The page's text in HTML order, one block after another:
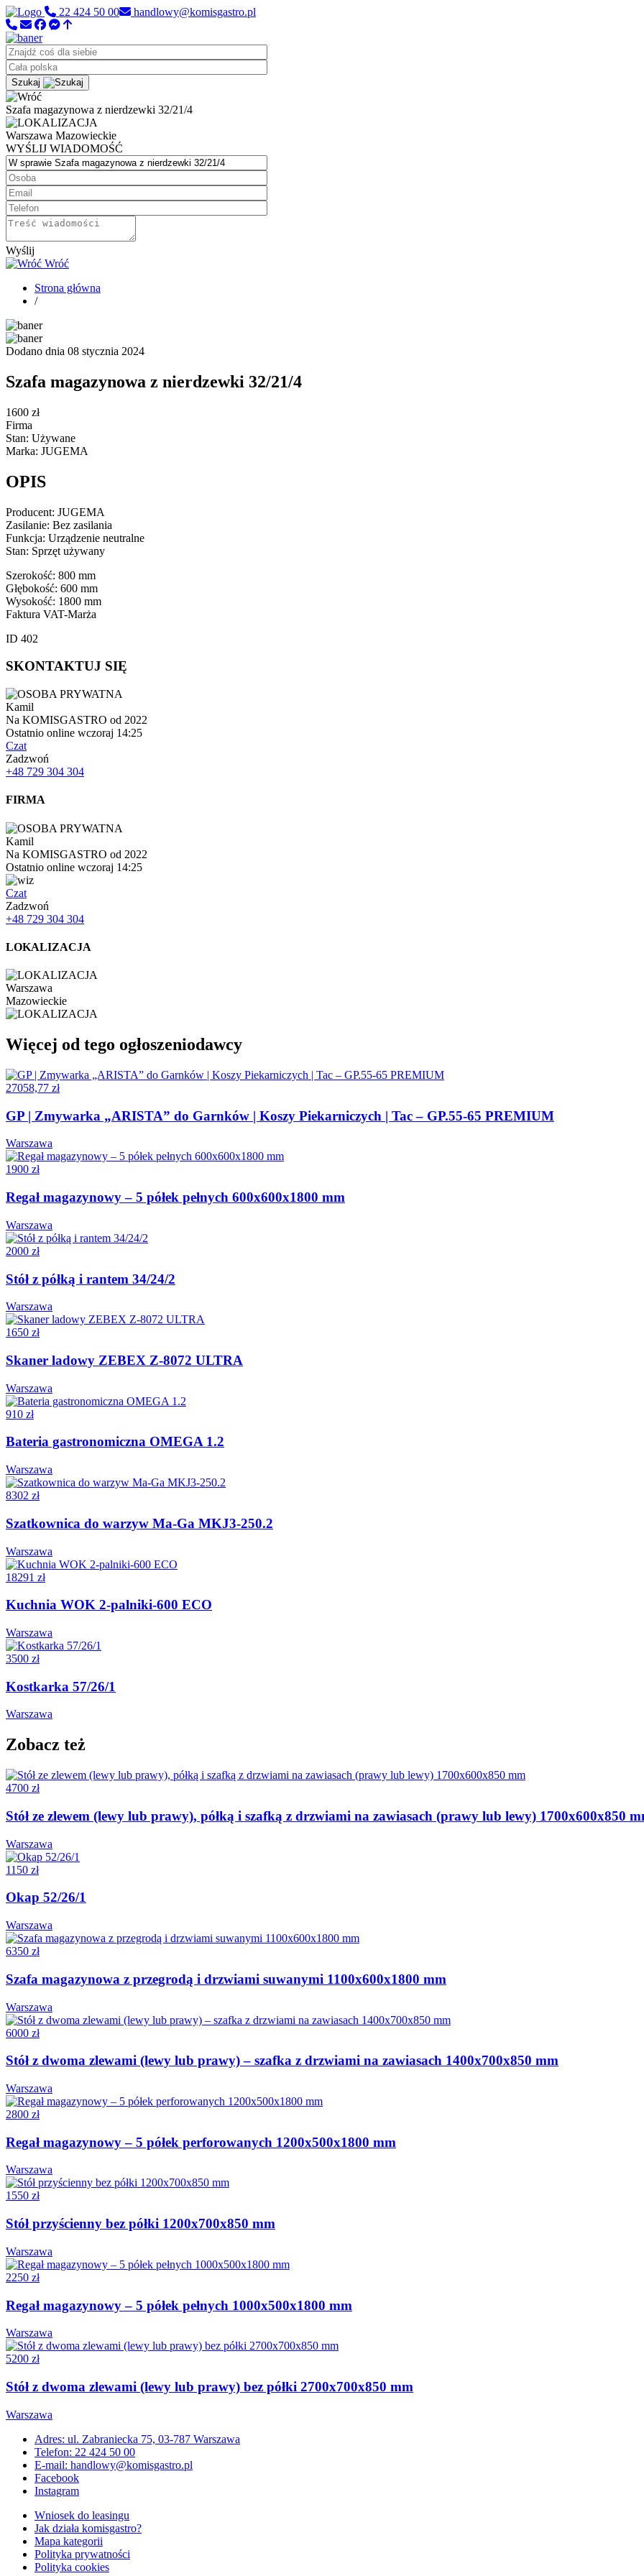
22 424 50 00 handlowy@komisgastro.pl
Szukaj
Szafa magazynowa z nierdzewki 32/21/4
Warszawa Mazowieckie
WYŚLIJ WIADOMOŚĆ
Wyślij
Wróć
Strona główna
/
Dodano dnia 08 stycznia 2024
Szafa magazynowa z nierdzewki 32/21/4
1600 zł
Firma
Stan: Używane
Marka: JUGEMA
OPIS
Producent: JUGEMA
Zasilanie: Bez zasilania
Funkcja: Urządzenie neutralne
Stan: Sprzęt używany
Szerokość: 800 mm
Głębokość: 600 mm
Wysokość: 1800 mm
Faktura VAT-Marża
ID 402
SKONTAKTUJ SIĘ
Kamil
Na KOMISGASTRO od 2022
Ostatnio online wczoraj 14:25
Czat
Zadzwoń
+48 729 304 304
FIRMA
Kamil
Na KOMISGASTRO od 2022
Ostatnio online wczoraj 14:25
Czat
Zadzwoń
+48 729 304 304
LOKALIZACJA
Warszawa
Mazowieckie
Więcej od tego ogłoszeniodawcy
27058,77 zł
GP | Zmywarka „ARISTA” do Garnków | Koszy Piekarniczych | Tac – GP.55-65 PREMIUM
Warszawa
1900 zł
Regał magazynowy – 5 półek pełnych 600x600x1800 mm
Warszawa
2000 zł
Stół z półką i rantem 34/24/2
Warszawa
1650 zł
Skaner ladowy ZEBEX Z-8072 ULTRA
Warszawa
910 zł
Bateria gastronomiczna OMEGA 1.2
Warszawa
8302 zł
Szatkownica do warzyw Ma-Ga MKJ3-250.2
Warszawa
18291 zł
Kuchnia WOK 2-palniki-600 ECO
Warszawa
3500 zł
Kostkarka 57/26/1
Warszawa
Zobacz też
4700 zł
Stół ze zlewem (lewy lub prawy), półką i szafką z drzwiami na zawiasach (prawy lub lewy) 1700x600x850
Warszawa
1150 zł
Okap 52/26/1
Warszawa
6350 zł
Szafa magazynowa z przegrodą i drzwiami suwanymi 1100x600x1800 mm
Warszawa
6000 zł
Stół z dwoma zlewami (lewy lub prawy) – szafka z drzwiami na zawiasach 1400x700x850 mm
Warszawa
2800 zł
Regał magazynowy – 5 półek perforowanych 1200x500x1800 mm
Warszawa
1550 zł
Stół przyścienny bez półki 1200x700x850 mm
Warszawa
2250 zł
Regał magazynowy – 5 półek pełnych 1000x500x1800 mm
Warszawa
5200 zł
Stół z dwoma zlewami (lewy lub prawy) bez półki 2700x700x850 mm
Warszawa
Adres: ul. Zabraniecka 75, 03-787 Warszawa
Telefon: 22 424 50 00
E-mail: handlowy@komisgastro.pl
Facebook
Instagram
Wniosek do leasingu
Jak działa komisgastro?
Mapa kategorii
Polityka prywatności
Polityka cookies